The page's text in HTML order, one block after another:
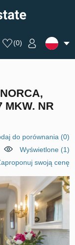
(0)
MKW. NR
do porównania (0)
Wyświetlone (1)
swoją cenę